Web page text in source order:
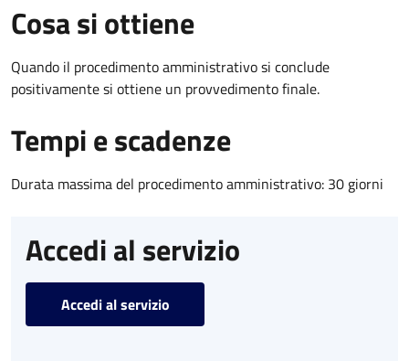
Cosa si ottiene
Quando il procedimento amministrativo si conclude
positivamente si ottiene un provvedimento finale.
Tempi e scadenze
Durata massima del procedimento amministrativo: 30 giorni
Accedi al servizio
Accedi al servizio